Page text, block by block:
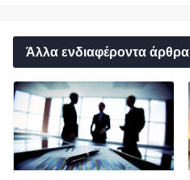
Άλλα ενδιαφέροντα άρθρα